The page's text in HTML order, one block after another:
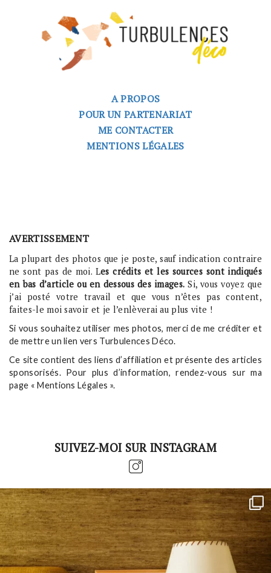
A PROPOS
POUR UN PARTENARIAT
ME CONTACTER
MENTIONS LÉGALES
AVERTISSEMENT
La plupart des photos que je poste, sauf indication contraire
ne sont pas de moi. Les crédits et les sources sont indiqués
en bas d’article ou en dessous des images. Si, vous voyez que
j’ai posté votre travail et que vous n’êtes pas content,
faites-le moi savoir et je l’enlèverai au plus vite !
Si vous souhaitez utiliser mes photos, merci de me créditer et
de mettre un lien vers Turbulences Déco.
Ce site contient des liens d’affiliation et présente des articles
sponsorisés. Pour plus d’information, rendez-vous sur ma
page « Mentions Légales ».
SUIVEZ-MOI SUR INSTAGRAM